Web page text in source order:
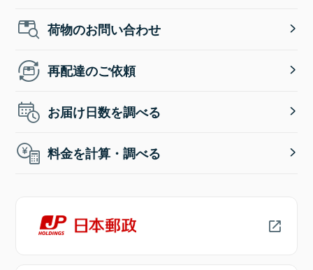
荷物のお問い合わせ
再配達のご依頼
お届け日数を調べる
料金を計算・調べる